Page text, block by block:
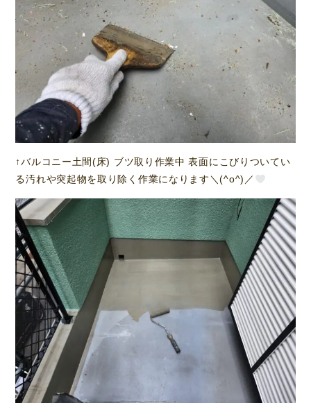
↑バルコニー土間(床) ブツ取り作業中 表面にこびりついてい
る汚れや突起物を取り除く作業になります＼(^o^)／︎